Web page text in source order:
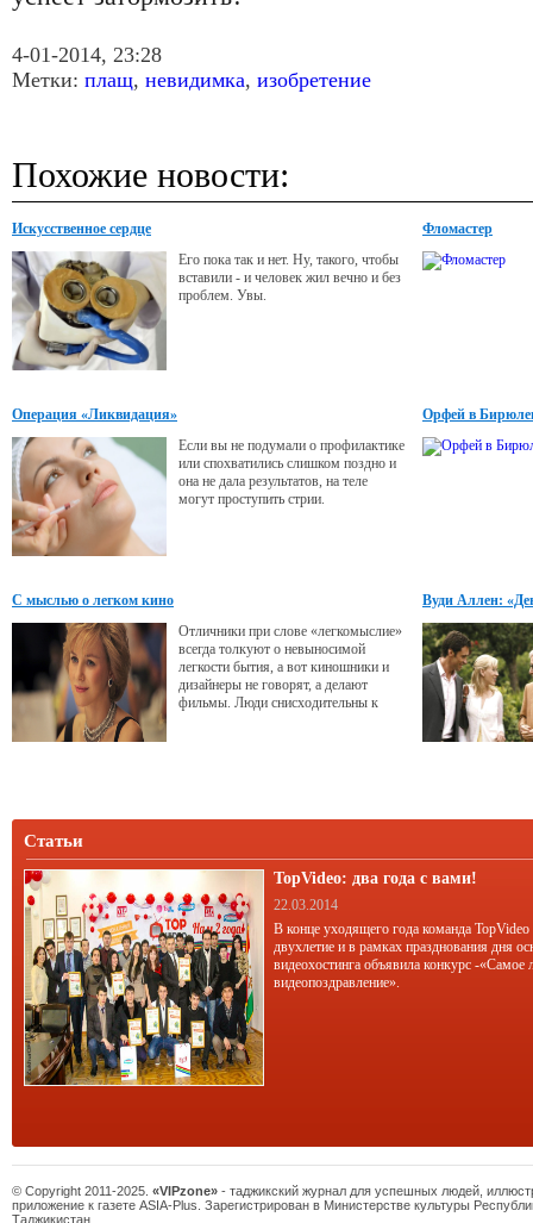
4-01-2014, 23:28
Метки: плащ, невидимка, изобретение
Похожие новости:
Искусственное сердце
Его пока так и нет. Ну, такого, чтобы
вставили - и человек жил вечно и без
проблем. Увы.
Фломастер
Операция «Ликвидация»
Если вы не подумали о профилактике
или спохватились слишком поздно и
она не дала результатов, на теле
могут проступить стрии.
Орфей в
С мыслью о легком кино
Отличники при слове «легкомыслие»
всегда толкуют о невыносимой
легкости бытия, а вот киношники и
дизайнеры не говорят, а делают
фильмы. Люди снисходительны к
Вуди Аллен:
Статьи
TopVideo: два года с вами!
22.03.2014
В конце уходящего года команда TopVideo
двухлетие и в рамках празднования дня
видеохостинга объявила конкурс -«Самое
видеопоздравление».
© Copyright 2011-2025. «VIPzone» - таджикский журнал для успешных людей,
приложение к газете ASIA-Plus. Зарегистрирован в Министерстве культуры
Таджикистан.